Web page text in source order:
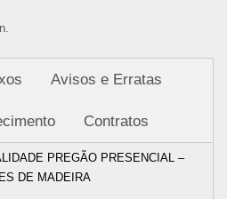
Avisos e Erratas
Contratos
PREGÃO PRESENCIAL –
DE MADEIRA